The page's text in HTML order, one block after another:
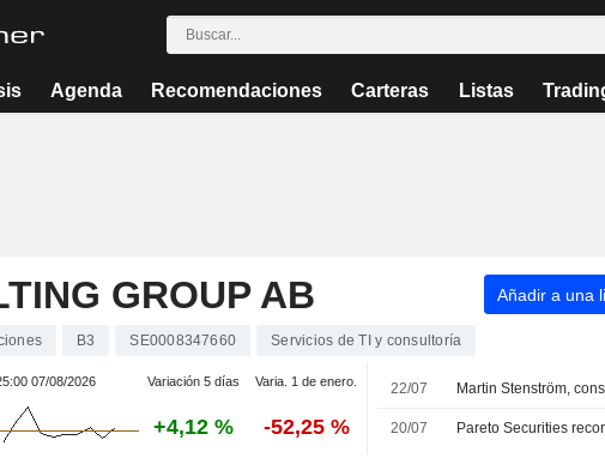
Agenda Recomendaciones Carteras Listas
GROUP AB Añadir a una
B3 SE0008347660 Servicios de TI y consultoría
07/08/2026 Variación 5 días Varia. 1 de enero.
+4,12 % -52,25 %
22/07
20/07